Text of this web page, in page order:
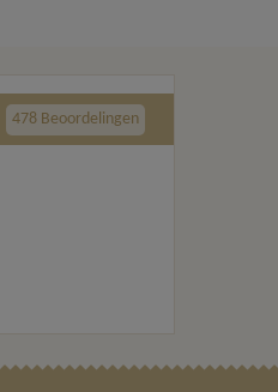
478 Beoordelingen